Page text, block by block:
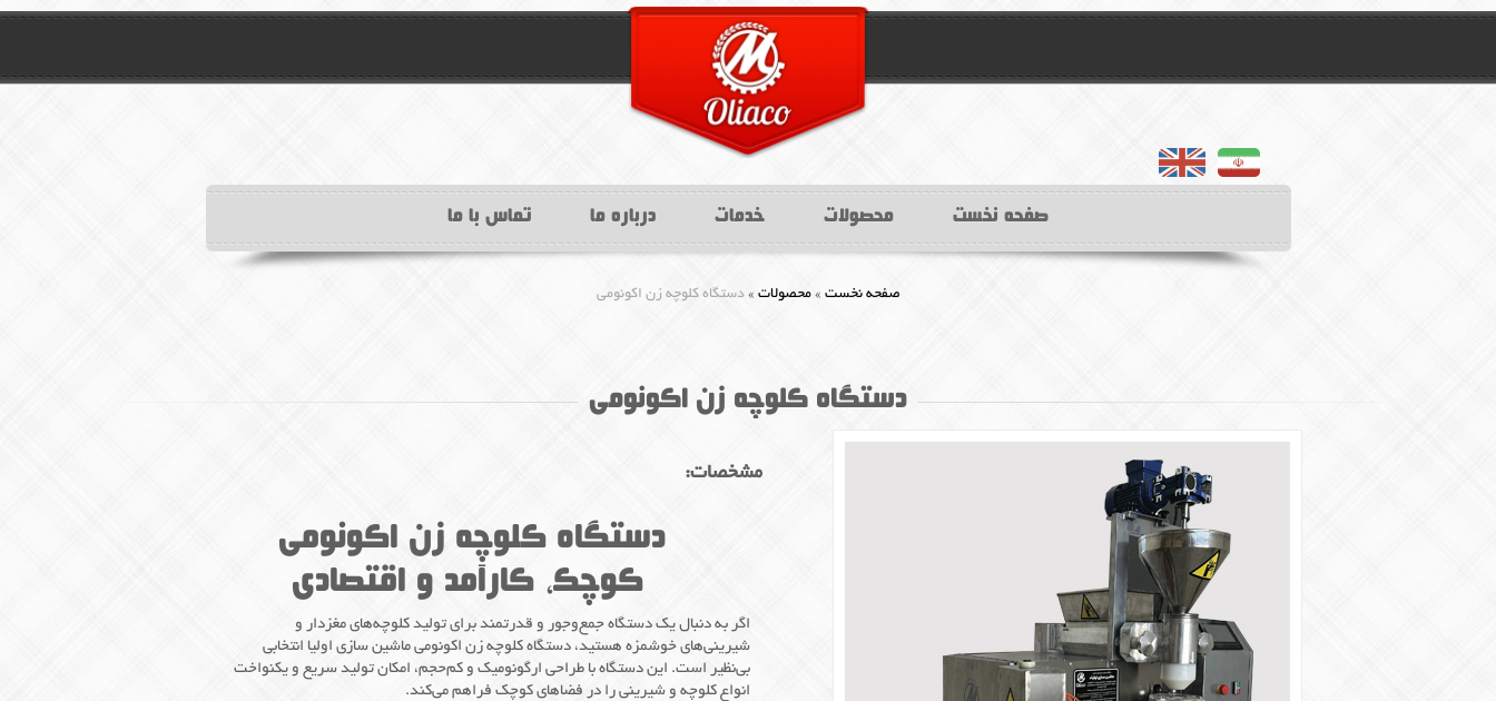
english farsifa
صفحه نخست محصولات خدمات درباره ما تماس با ما
صفحه نخست »محصولات »دستگاه کلوچه زن اکونومی
دستگاه کلوچه زن اکونومی
مشخصات:
دستگاه کلوچه زن اکونومی
کوچک، کارآمد و اقتصادی
اگر به دنبال یک دستگاه جمع‌وجور و قدرتمند برای تولید کلوچه‌های مغزدار و
شیرینی‌های خوشمزه هستید، دستگاه کلوچه زن اکونومی ماشین سازی اولیا انتخابی
بی‌نظیر است. این دستگاه با طراحی ارگونومیک و کم‌حجم، امکان تولید سریع و یکنواخت
انواع کلوچه و شیرینی را در فضاهای کوچک فراهم می‌کند.